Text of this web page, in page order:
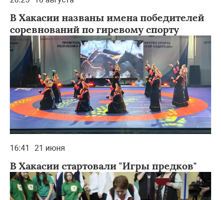
В Хакасии названы имена победителей
соревнований по гиревому спорту
16:41 21 июня
В Хакасии стартовали "Игры предков"